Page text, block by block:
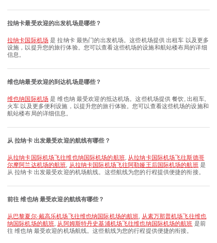
拉纳卡最受欢迎的出发机场是哪些？
拉纳卡国际机场是 拉纳卡 最热门的出发机场。这些机场提供 出租车 以及更多
设施，以提升您的旅行体验。您可以查看这些机场的设施和航站楼布局的详细
信息。
维也纳最受欢迎的到达机场是哪些？
维也纳国际机场是 维也纳 最受欢迎的抵达机场。这些机场提供 餐饮, 出租车,
火车 以及更多便利设施，以提升您的旅行体验。您可以查看这些机场的设施和
航站楼布局的详细信息。
从 拉纳卡 出发最受欢迎的航线有哪些？
从拉纳卡国际机场飞往维也纳国际机场的航班, 从拉纳卡国际机场飞往斯德哥
尔摩阿兰达机场的航班, 从拉纳卡国际机场飞往阿勒娅王后国际机场的航班是
从 拉纳卡 出发最受欢迎的机场航线。这些航线为您的行程提供便捷的衔接。
前往 维也纳 最受欢迎的航线有哪些？
从巴黎夏尔·戴高乐机场飞往维也纳国际机场的航班, 从素万那普机场飞往维也
纳国际机场的航班, 从阿姆斯特丹史基浦机场飞往维也纳国际机场的航班 是前
往 维也纳 最受欢迎的机场航线。这些航线为您的行程提供便捷的衔接。